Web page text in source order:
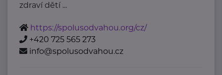
zdraví dětí ...
https://spolusodvahou.org/cz/
+420 725 565 273
info@spolusodvahou.cz